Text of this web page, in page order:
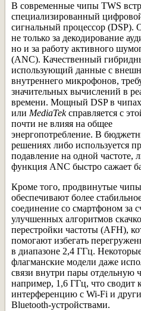
В современные чипы TWS
специализированный
сигнальный процессор (DSP).
не только за декодирование
но и за работу активного
(ANC). Качественный
использующий данные с
внутреннего микрофонов,
значительных вычислений в
времени. Мощный DSP в чипах
или MediaTekсправляется с
почти не влияя на общее
энергопотребление. В
решениях либо используется
подавление на одной частоте,
функция ANC быстро сажает
Кроме того, продвинутые чипы
обеспечивают более
соединение со смартфоном за
улучшенных алгоритмов
перестройки частоты (AFH),
помогают избегать
в диапазоне 2,4 ГГц.
флагманские модели даже
связи внутри пары отдельную
например, 1,6 ГГц, что сводит
интерференцию с Wi-Fi и
Bluetooth-устройствами.